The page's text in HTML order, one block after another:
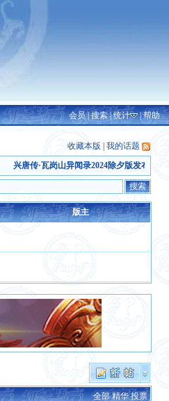
会员|搜索|统计 |帮助
收藏本版 |我的话题
兴唐传·瓦岗山异闻录2024除夕版发布(2026-6-
版主
全部 精华 投票